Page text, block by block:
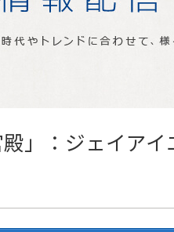
」：ジェイア